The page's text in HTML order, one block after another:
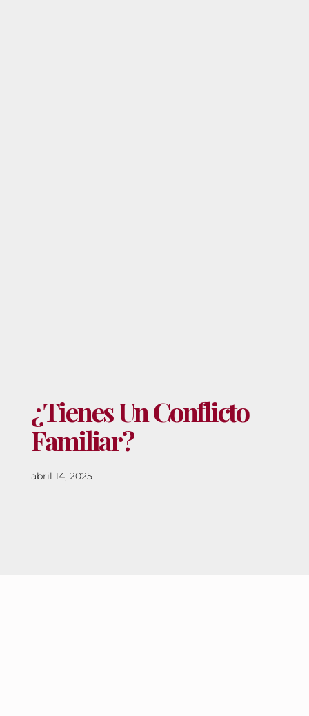
¿Tienes Un Conflicto
Familiar?
abril 14, 2025